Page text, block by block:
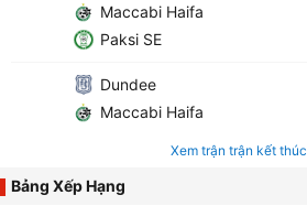
Maccabi Haifa
Paksi SE
Dundee
Maccabi Haifa
Xem trận trận kết thúc
Bảng Xếp Hạng